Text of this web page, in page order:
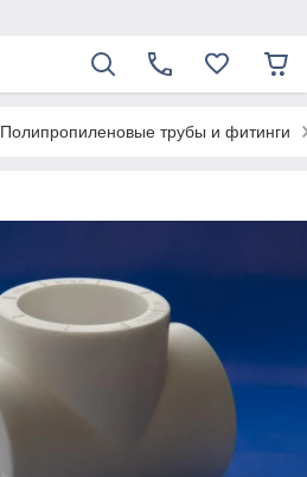
Полипропиленовые трубы и фитинги